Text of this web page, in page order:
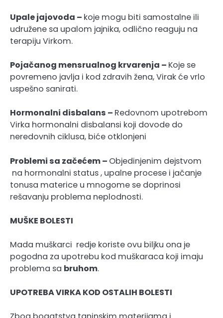
Upale jajovoda – koje mogu biti samostalne ili
udružene sa upalom jajnika, odlično reaguju na
terapiju Virkom.
Pojačanog mensrualnog krvarenja – Koje se
povremeno javlja i kod zdravih žena, Virak će vrlo
uspešno sanirati.
Hormonalni disbalans – Redovnom upotrebom
Virka hormonalni disbalansi koji dovode do
neredovnih ciklusa, biće otklonjeni
Problemi sa začećem – Objedinjenim dejstvom
na hormonalni status , upalne procese i jačanje
tonusa materice u mnogome se doprinosi
rešavanju problema neplodnosti.
MUŠKE BOLESTI
Mada muškarci redje koriste ovu biljku ona je
pogodna za upotrebu kod muškaraca koji imaju
problema sa bruhom.
UPOTREBA VIRKA KOD OSTALIH BOLESTI